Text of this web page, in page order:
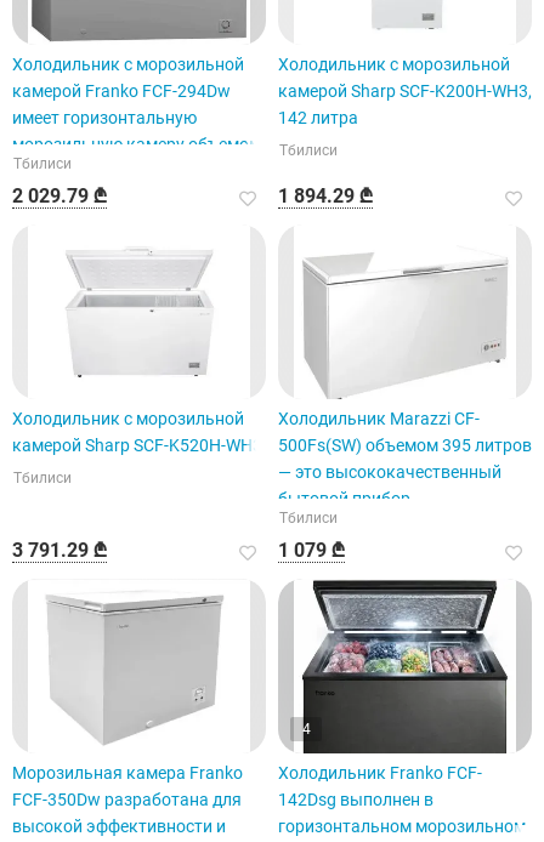
Холодильник с морозильной
камерой Franko FCF-294Dw
имеет горизонтальную
морозильную камеру объемом
300 литров.
Тбилиси
2 029.79 ₾
Холодильник с морозильной
камерой Sharp SCF-K200H-WH3,
142 литра
Тбилиси
1 894.29 ₾
Холодильник с морозильной
камерой Sharp SCF-K520H-WH3
Тбилиси
3 791.29 ₾
Холодильник Marazzi CF-
500Fs(SW) объемом 395 литров
— это высококачественный
бытовой прибор.
Тбилиси
1 079 ₾
Морозильная камера Franko
FCF-350Dw разработана для
высокой эффективности и
4
Холодильник Franko FCF-
142Dsg выполнен в
горизонтальном морозильном